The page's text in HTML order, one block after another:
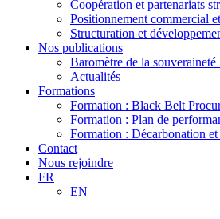
Coopération et partenariats
Positionnement commercial
Structuration et
Nos publications
Baromètre de la
Actualités
Formations
Formation : Black Belt
Formation : Plan de
Formation : Décarbonation
Contact
Nous rejoindre
FR
EN